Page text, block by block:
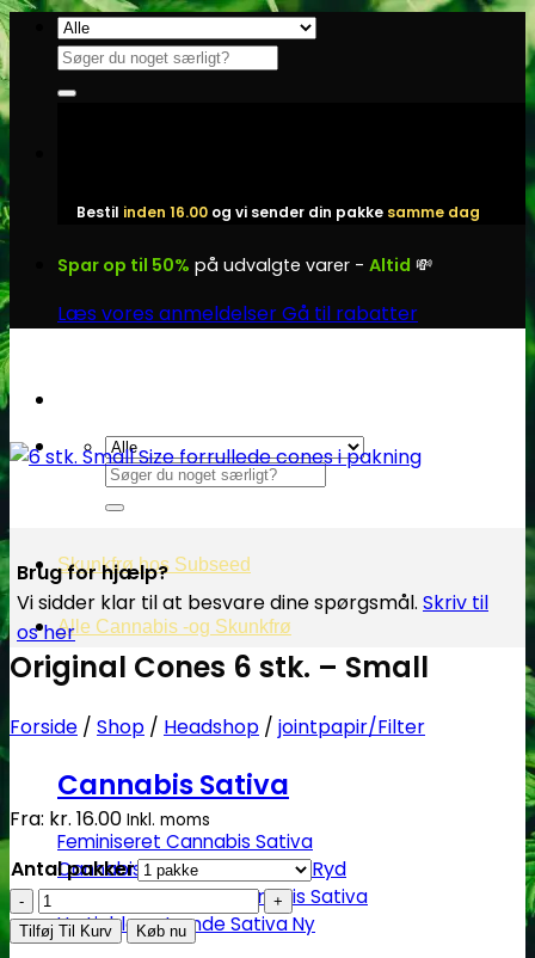
Fortsæt
indhold
Søg
efter:
Bestil inden 16.00 og vi sender din pakke samme dag
Spar op til 50% på udvalgte varer - Altid 💸
Læs vores anmeldelserGå til rabatter
Søg
efter:
Skunkfrø hos Subseed
Alle Cannabis -og Skunkfrø
Cannabis Sativa
Feminiseret Cannabis Sativa
Cannabis Sativa Hybrider
Autoblomstrende Cannabis Sativa
Hurtigblomstrende Sativa
Brug for hjælp?
Vi sidder klar til at besvare dine spørgsmål. Skriv til
os her
Original Cones 6 stk. – Small
Forside / Shop / Headshop / jointpapir/Filter
Fra: kr. 16.00 Inkl. moms
Antal pakker
Ryd
Original
Cones
Tilføj Til Kurv Køb nu